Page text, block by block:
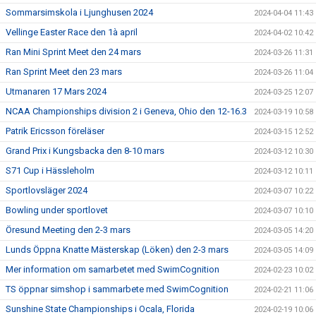
Sommarsimskola i Ljunghusen 2024 2024-04-04 11:43
Vellinge Easter Race den 1à april 2024-04-02 10:42
Ran Mini Sprint Meet den 24 mars 2024-03-26 11:31
Ran Sprint Meet den 23 mars 2024-03-26 11:04
Utmanaren 17 Mars 2024 2024-03-25 12:07
NCAA Championships division 2 i Geneva, Ohio den 12-16.3 2024-03-19 10:58
Patrik Ericsson föreläser 2024-03-15 12:52
Grand Prix i Kungsbacka den 8-10 mars 2024-03-12 10:30
S71 Cup i Hässleholm 2024-03-12 10:11
Sportlovsläger 2024 2024-03-07 10:22
Bowling under sportlovet 2024-03-07 10:10
Öresund Meeting den 2-3 mars 2024-03-05 14:20
Lunds Öppna Knatte Mästerskap (Löken) den 2-3 mars 2024-03-05 14:09
Mer information om samarbetet med SwimCognition 2024-02-23 10:02
TS öppnar simshop i sammarbete med SwimCognition 2024-02-21 11:06
Sunshine State Championships i Ocala, Florida 2024-02-19 10:06